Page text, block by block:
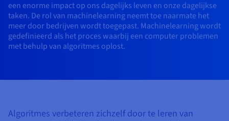
Quantum
Beveiliging
Operaties
Roadmap & Changelog
MIJN VERKEER VERDELEN
Load Balancer
Tarieven
Roadmap & Changelog
Roadmap & Changelog
AI Endpoints - Catalogus met modellen
AI Endpoints - Base API
Managed HSM
Dedicated HSM
Beschikbaarheid per regio
Tarieven
Beschikbaarheid per regio
Documentatie
Roadmap & Changelog
MCP Server
Documentatie
Handleidingen en documentatie
Compliance en certificeringen
HYCU for OVHcloud
SAP HANA ON OVHCLOUD
Tarieven
Block Storage & Object Storage
Beheerde databases
Cloud Store
Cloud Native
OVHCloud Connect
CDN-infrastructuur
Tarieven
Handleidingen en documentatie
Roadmap & Changelog
Wederverkoper
TOEPASSINGEN
Ontwikkelaars
Resellers
CDN-infrastructuur
BGP-services
Aanvullende databases
Optie SSL-certificaten
een enorme impact op ons dagelijks leven en onze dagelijkse
taken. De rol van machinelearning neemt toe naarmate het
meer door bedrijven wordt toegepast. Machinelearning wordt
gedefinieerd als het proces waarbij een computer problemen
met behulp van algoritmes oplost.
Algoritmes verbeteren zichzelf door te leren van